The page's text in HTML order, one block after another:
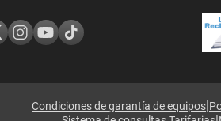
Condiciones de garantía de equipos|